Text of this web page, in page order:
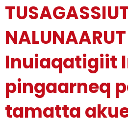
NALUNAARUT
Inuiaqatigiit
pingaarneq
tamatta